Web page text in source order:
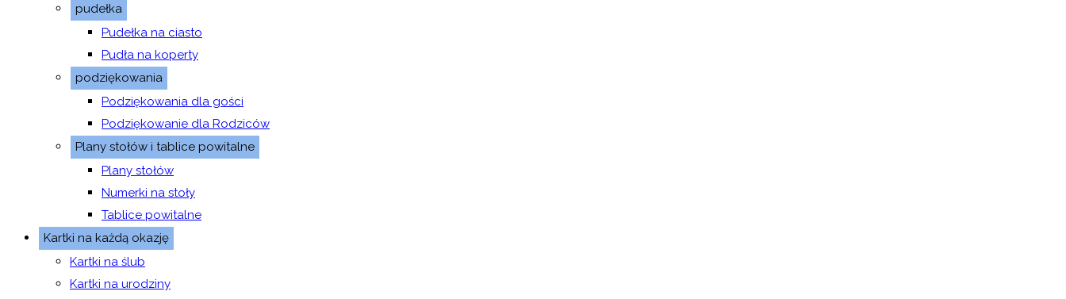
pudełka
Pudełka na ciasto
Pudła na koperty
podziękowania
Podziękowania dla gości
Podziękowanie dla Rodziców
Plany stołów i tablice powitalne
Plany stołów
Numerki na stoły
Tablice powitalne
Kartki na każdą okazję
Kartki na ślub
Kartki na urodziny